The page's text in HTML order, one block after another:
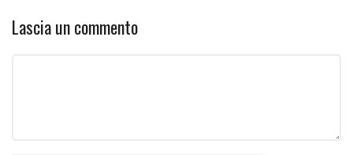
Lascia un commento